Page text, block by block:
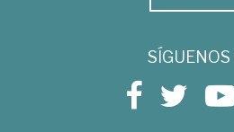
SÍGUENOS